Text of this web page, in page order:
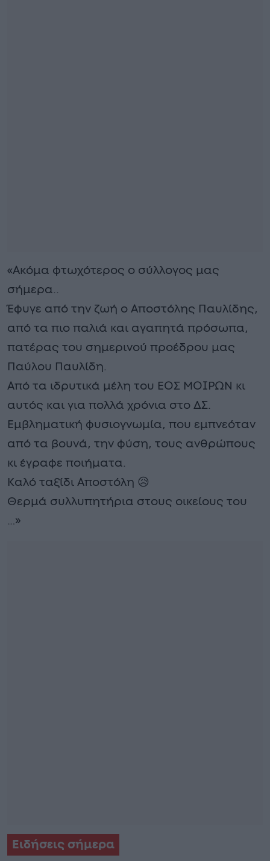
«Ακόμα φτωχότερος ο σύλλογος μας
σήμερα..
Έφυγε από την ζωή ο Αποστόλης Παυλίδης,
από τα πιο παλιά και αγαπητά πρόσωπα,
πατέρας του σημερινού προέδρου μας
Παύλου Παυλίδη.
Από τα ιδρυτικά μέλη του ΕΟΣ ΜΟΙΡΩΝ κι
αυτός και για πολλά χρόνια στο ΔΣ.
Εμβληματική φυσιογνωμία, που εμπνεόταν
από τα βουνά, την φύση, τους ανθρώπους
κι έγραφε ποιήματα.
Καλό ταξίδι Αποστόλη 😥
Θερμά συλλυπητήρια στους οικείους του
…»
Ειδήσεις σήμερα